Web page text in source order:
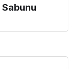
Sabunu